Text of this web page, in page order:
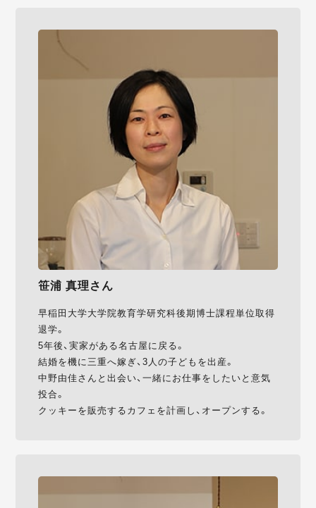
笹浦 真理さん
早稲田大学大学院教育学研究科後期博士課程単位取得
退学。
5年後、実家がある名古屋に戻る。
結婚を機に三重へ嫁ぎ、3人の子どもを出産。
中野由佳さんと出会い、一緒にお仕事をしたいと意気
投合。
クッキーを販売するカフェを計画し、オープンする。